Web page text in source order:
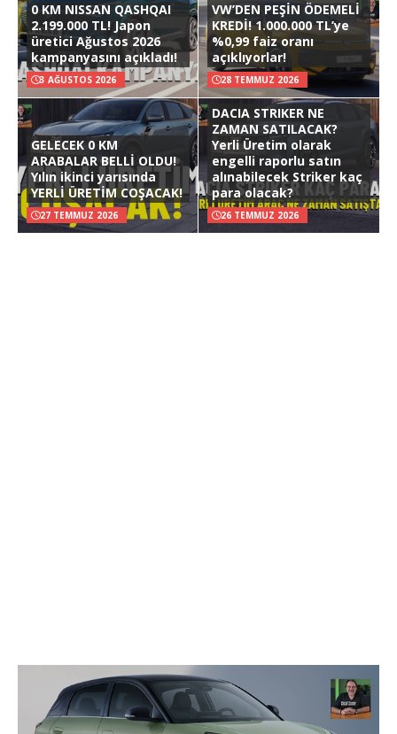
0 KM NISSAN QASHQAI
2.199.000 TL! Japon
üretici Ağustos 2026
kampanyasını açıkladı!
3 AĞUSTOS 2026
VW’DEN PEŞİN ÖDEMELİ
KREDİ! 1.000.000 TL’ye
%0,99 faiz oranı
açıklıyorlar!
28 TEMMUZ 2026
GELECEK 0 KM
ARABALAR BELLİ OLDU!
Yılın ikinci yarısında
YERLİ ÜRETİM COŞACAK!
27 TEMMUZ 2026
DACIA STRIKER NE
ZAMAN SATILACAK?
Yerli Üretim olarak
engelli raporlu satın
alınabilecek Striker kaç
para olacak?
26 TEMMUZ 2026